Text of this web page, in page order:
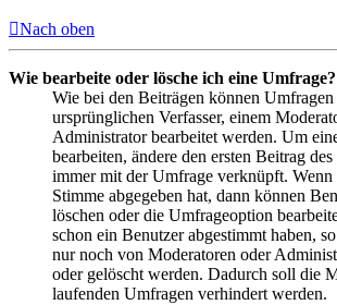
Nach oben
Wie bearbeite oder lösche ich eine Umfrage?
Wie bei den Beiträgen können
ursprünglichen Verfasser, einem
Administrator bearbeitet werden. Um
bearbeiten, ändere den ersten Beitrag
immer mit der Umfrage verknüpft. Wenn
Stimme abgegeben hat, dann können
löschen oder die Umfrageoption
schon ein Benutzer abgestimmt haben,
nur noch von Moderatoren oder
oder gelöscht werden. Dadurch soll die
laufenden Umfragen verhindert werden.